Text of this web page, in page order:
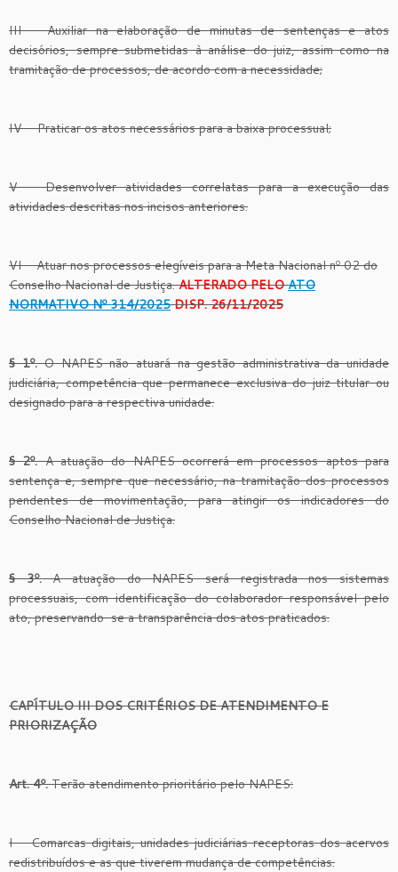
III — Auxiliar na elaboração de minutas de sentenças e atos
decisórios, sempre submetidas à análise do juiz, assim como na
tramitação de processos, de acordo com a necessidade;
IV — Praticar os atos necessários para a baixa processual;
V — Desenvolver atividades correlatas para a execução das
atividades descritas nos incisos anteriores.
VI – Atuar nos processos elegíveis para a Meta Nacional nº 02 do
Conselho Nacional de Justiça.ALTERADO PELOATO
NORMATIVO Nº 314/2025DISP. 26/11/2025
§ 1º.O NAPES não atuará na gestão administrativa da unidade
judiciária, competência que permanece exclusiva do juiz titular ou
designado para a respectiva unidade.
§ 2º.A atuação do NAPES ocorrerá em processos aptos para
sentença e, sempre que necessário, na tramitação dos processos
pendentes de movimentação, para atingir os indicadores do
Conselho Nacional de Justiça.
§ 3º.A atuação do NAPES será registrada nos sistemas
processuais, com identificação do colaborador responsável pelo
ato, preservando-se a transparência dos atos praticados.
CAPÍTULO III DOS CRITÉRIOS DE ATENDIMENTO E
PRIORIZAÇÃO
Art. 4º.Terão atendimento prioritário pelo NAPES:
I – Comarcas digitais, unidades judiciárias receptoras dos acervos
redistribuídos e as que tiverem mudança de competências.